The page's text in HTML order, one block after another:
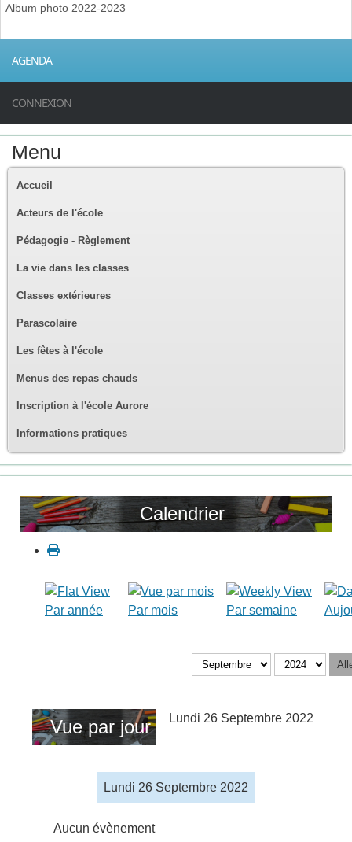
Album photo 2022-2023
AGENDA
CONNEXION
Menu
Accueil
Acteurs de l'école
Pédagogie - Règlement
La vie dans les classes
Classes extérieures
Parascolaire
Les fêtes à l'école
Menus des repas chauds
Inscription à l'école Aurore
Informations pratiques
Calendrier
Par année Par mois Par semaine
Vue par jour Lundi 26 Septembre 2022
Lundi 26 Septembre 2022
Aucun évènement